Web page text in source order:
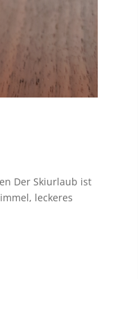
Der Skiurlaub ist
leckeres